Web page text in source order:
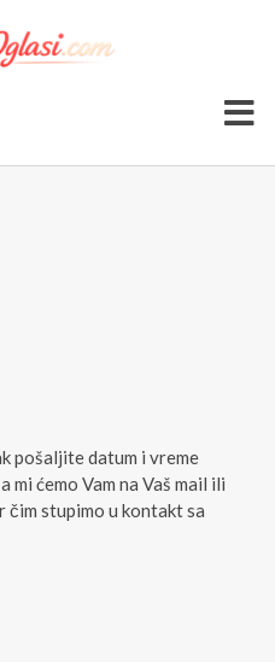
pošaljite datum i vreme
mi ćemo Vam na Vaš mail ili
stupimo u kontakt sa